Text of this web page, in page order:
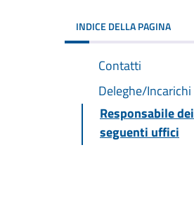
INDICE DELLA PAGINA
Contatti
Deleghe/Incarichi
Responsabile dei
seguenti uffici